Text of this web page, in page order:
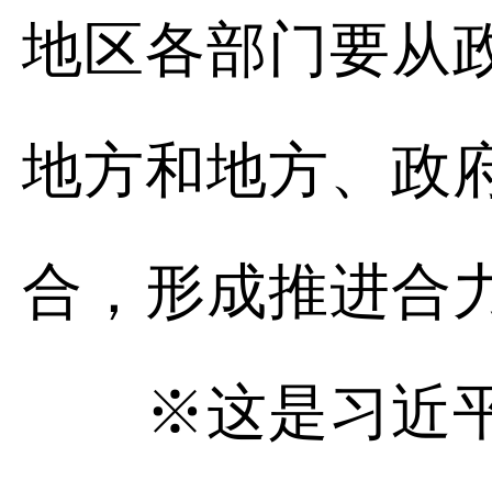
地区各部门要从
地方和地方、政
合，形成推进合
※这是习近平